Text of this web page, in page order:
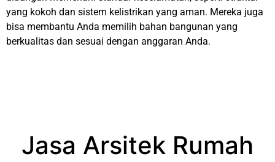
yang kokoh dan sistem kelistrikan yang aman. Mereka juga
bisa membantu Anda memilih bahan bangunan yang
berkualitas dan sesuai dengan anggaran Anda.
Jasa Arsitek Rumah